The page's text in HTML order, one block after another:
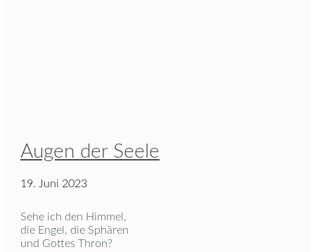
Augen der Seele
19. Juni 2023
Sehe ich den Himmel,
die Engel, die Sphären
und Gottes Thron?